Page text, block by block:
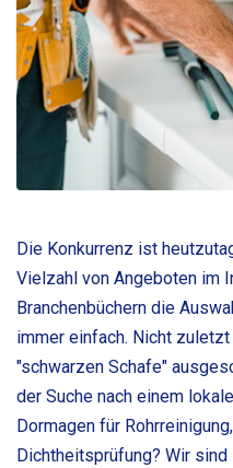
Die Konkurrenz ist
Vielzahl von Angeboten im
Branchenbüchern die
immer einfach. Nicht
"schwarzen Schafe"
der Suche nach einem
Dormagen für
Dichtheitsprüfung? Wir